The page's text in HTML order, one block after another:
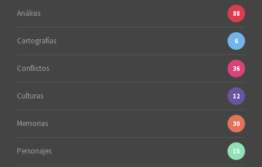
Análisis 88
Cartografías 6
Conflictos 36
Culturas 12
Memorias 30
Personajes 15